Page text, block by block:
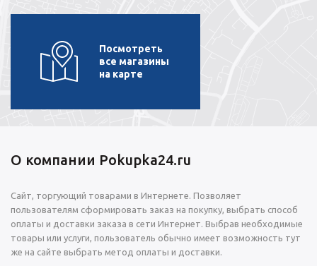
Посмотреть
все магазины
на карте
О компании Pokupka24.ru
Сайт, торгующий товарами в Интернете. Позволяет
пользователям сформировать заказ на покупку, выбрать способ
оплаты и доставки заказа в сети Интернет. Выбрав необходимые
товары или услуги, пользователь обычно имеет возможность тут
же на сайте выбрать метод оплаты и доставки.